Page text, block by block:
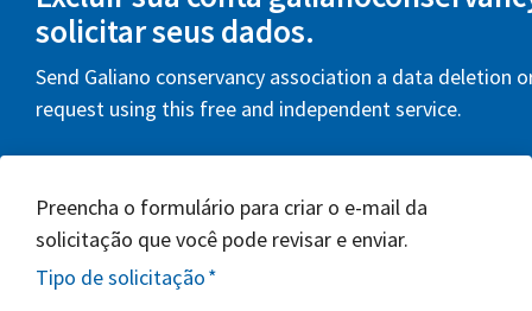
solicitar seus dados.
Send Galiano conservancy association a data deletion
request using this free and independent service.
Preencha o formulário para criar o e-mail da
solicitação que você pode revisar e enviar.
Tipo de solicitação*